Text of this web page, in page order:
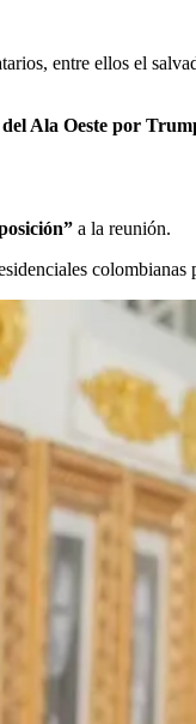
entre ellos el
Ala Oeste por
a la reunión.
colombianas